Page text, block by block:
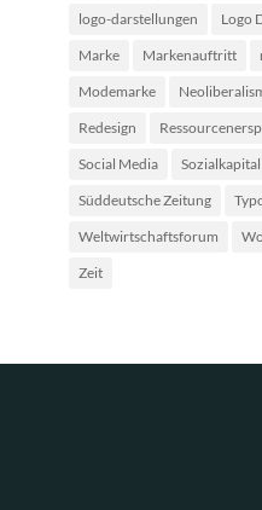
logo-darstellungen
Logo
Marke
Markenauftritt
Modemarke
Redesign
Social Media
Sozialkapital
Süddeutsche Zeitung
Weltwirtschaftsforum
Zeit